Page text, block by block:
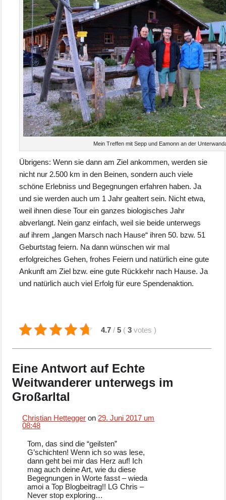
Mein Treffen mit Sepp und Eamonn an der
Übrigens: Wenn sie dann am Ziel ankommen, werden sie
nicht nur 2.500 km in den Beinen, sondern auch viele
schöne Erlebniss und Begegnungen erfahren haben. Ja
und sie werden auch um 1 Jahr gealtert sein. Nicht etwa,
weil ihnen diese Tour ein ganzes biologisches Jahr
abverlangt. Nein ganz einfach, weil sie beide unterwegs
auf ihrem „langen Marsch nach Hause“ ihren 50. bzw. 51
Geburtstag feiern. Na dann wünschen wir mal
erfolgreiches Gehen, frohes Feiern und natürlich eine gute
Ankunft am Ziel bzw. eine gute Rückkehr nach Hause. Ja
und natürlich auch viel Erfolg für eure Spendenaktion.
4.7 / 5 ( 3 votes)
Eine Antwort auf Echte
Weitwanderer unterwegs im
Großarltal
Christian Hettegger on 29. Juni 2017 um
08:48
Tom, das sind die “geilsten”
G’schichten! Wenn ich so was lese,
dann geht bei mir das Herz auf! Ich
mag auch deine Art, wie du diese
Begegnungen in Worte fasst – wieda
amoi a Top Blogbeitrag!! LG Chris –
Never stop exploring…